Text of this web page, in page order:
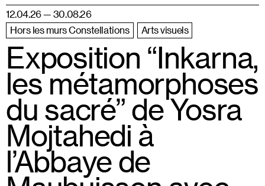
12.04.26 — 30.08.26
Hors les murs Constellations
Arts visuels
Exposition “Inkarna,
les métamorphoses
du sacré” de Yosra
Mojtahedi à
l’Abbaye de